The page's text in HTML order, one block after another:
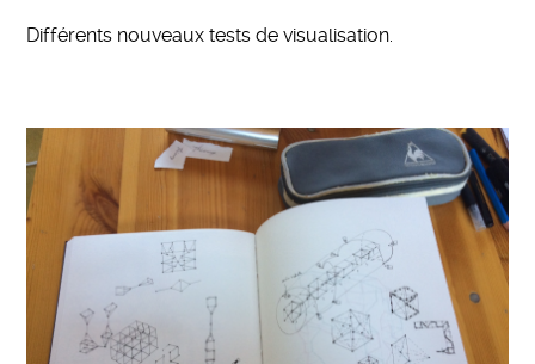
Différents nouveaux tests de visualisation.